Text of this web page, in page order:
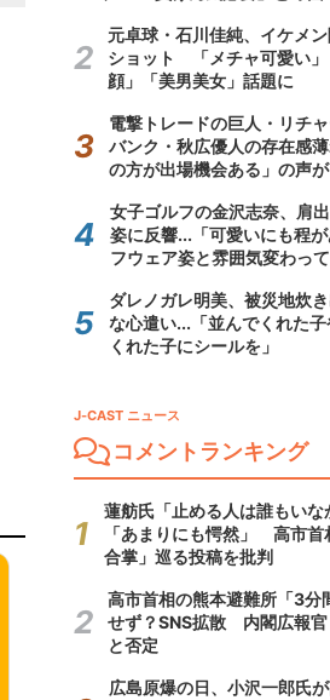
元卓球・石川佳純、イケメ
ショット 「メチャ可愛い」
顔」「美男美女」話題に
電撃トレードの巨人・リチ
バンク・秋広優人の存在感
の方が出場機会ある」の声が
女子ゴルフの金沢志奈、肩
姿に反響...「可愛いにも程
フウェア姿と雰囲気変わって
ダレノガレ明美、被災地炊
な心遣い...「並んでくれた
くれた子にシールを」
J-CAST ニュース
コメントランキング
蓮舫氏「止める人は誰もいな
「あまりにも愕然」 高市首
合掌」巡る投稿を批判
高市首相の熊本避難所「3分
せず？SNS拡散 内閣広報官
と否定
広島原爆の日、小沢一郎氏